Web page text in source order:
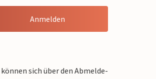
Anmelden
können sich über den Abmelde-